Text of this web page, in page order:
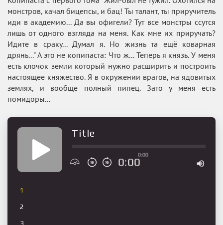
монстров, качал бицепсы, и бац! Ты талант, ты приручитель
иди в академию... Да вы офигели? Тут все монстры ссутся
лишь от одного взгляда на меня. Как мне их приручать?
Идите в сраку... Думал я. Но жизнь та ещё коварная
дрянь..." А это не копипаста: Что ж... Теперь я князь. У меня
есть клочок земли который нужно расширить и построить
настоящее княжество. Я в окружении врагов, на ядовитых
землях, и вообще полный пипец. Зато у меня есть
помидоры...
Title
0:00
0:00
1
2
3